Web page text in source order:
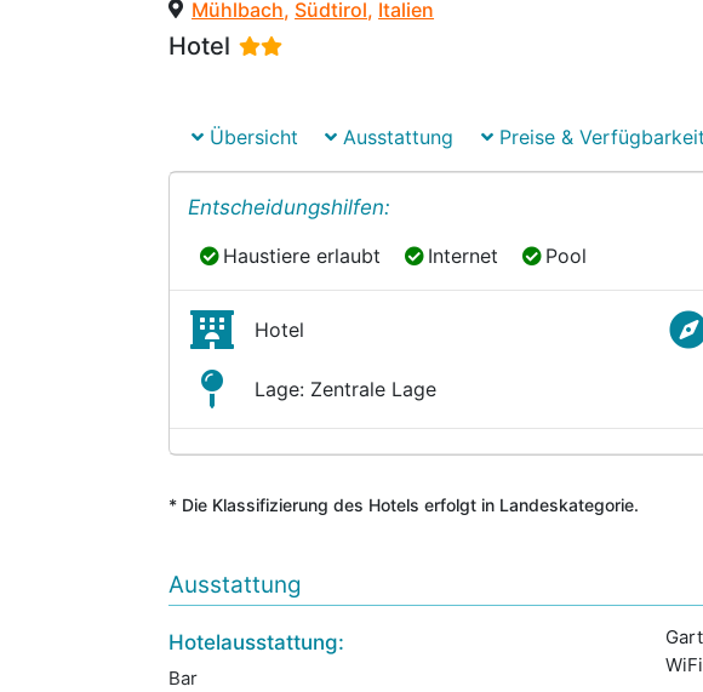
Mühlbach, Südtirol, Italien
Hotel
Übersicht Ausstattung Preise & Verfügbarkeit
Entscheidungshilfen:
Haustiere erlaubt
Haustiere erlaubt Internet
Internet Pool
Pool
Hotel
Lage: Zentrale Lage
* Die Klassifizierung des Hotels erfolgt in Landeskategorie.
Ausstattung
Hotelausstattung:
Bar
WiFi